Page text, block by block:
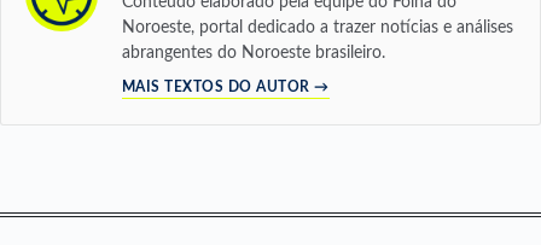
Noroeste, portal dedicado a trazer notícias e análises
abrangentes do Noroeste brasileiro.
MAIS TEXTOS DO AUTOR →